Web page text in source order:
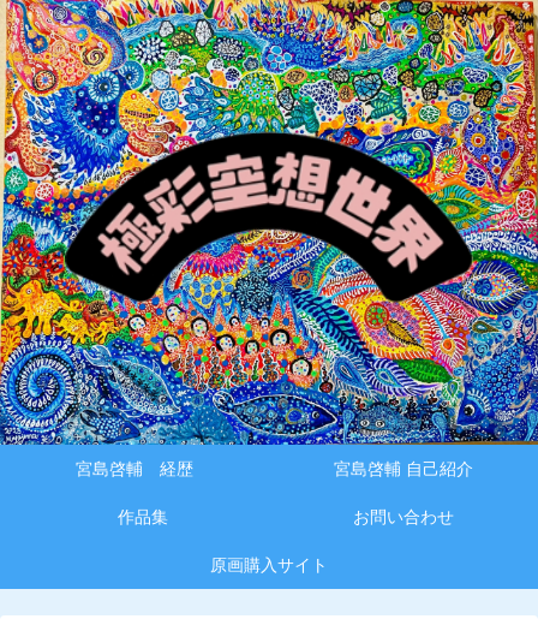
宮島啓輔 経歴 宮島啓輔 自己紹介
作品集 お問い合わせ
原画購入サイト
メニュー 検索